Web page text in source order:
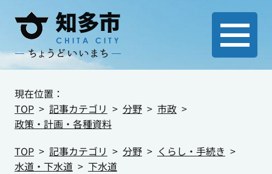
現在位置：
TOP
記事カテゴリ 分野
市政
政策・計画・各種資料
TOP
記事カテゴリ 分野
くらし・手続き
水道・下水道
下水道